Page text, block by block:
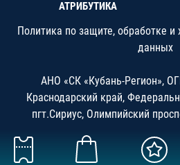
АТРИБУТИКА
Политика по защите, обработке
данных
АНО «СК «Кубань-Регион»,
Краснодарский край,
пгт.Сириус, Олимпийский